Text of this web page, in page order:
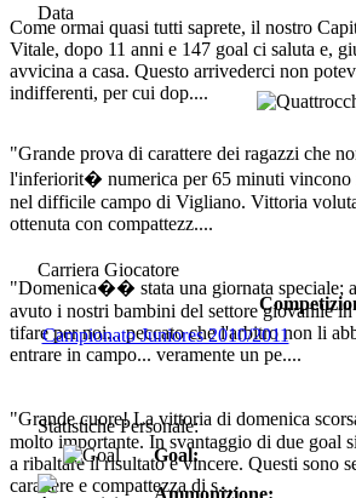
Come ormai quasi tutti saprete, il nostro
Vitale, dopo 11 anni e 147 goal ci saluta e,
avvicina a casa. Questo arrivederci non
indifferenti, per cui dop....
"Grande prova di carattere dei ragazzi che
l'inferiorit� numerica per 65 minuti vincono
nel difficile campo di Vigliano. Vittoria
ottenuta con compattezz....
"Domenica�� stata una giornata speciale;
avuto i nostri bambini del settore giovanile in
tifare per noi... peccato che l'arbitro non li
entrare in campo... veramente un pe....
"Grande cuore! La vittoria di domenica
molto importante. In svantaggio di due goal
a ribaltare il risultato e vincere. Questi sono
carattere e compattezza di s....
Data
Carriera Giocatore
Campionato Juniores 2010/2011
Statistiche Personale:
Goal:
Ammonizione: